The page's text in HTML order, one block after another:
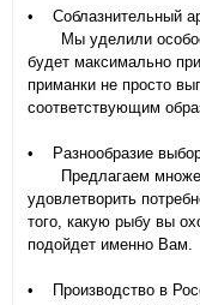
• Соблазнительный
Мы уделили особое
будет максимально
приманки не просто
соответствующим
• Разнообразие
Предлагаем
удовлетворить
того, какую рыбу вы
подойдет именно Вам.
• Производство в